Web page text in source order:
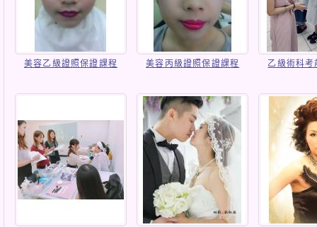
美容乙級證照保證課程 美容丙級證照保證課程 乙級術科